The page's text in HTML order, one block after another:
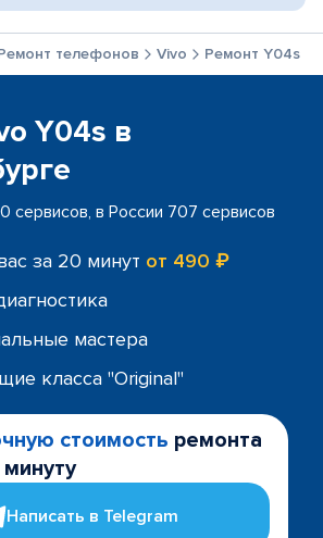
телефонов Vivo Ремонт Y04s
Y04s в
сервисов, в России 707 сервисов
за 20 минут от 490 ₽
мастера
класса "Original"
стоимость ремонта
минуту
Написать в Telegram